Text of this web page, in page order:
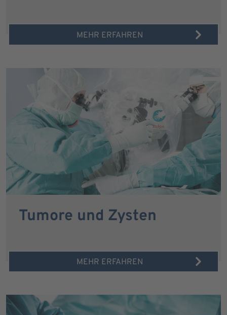
MEHR ERFAHREN
Tumore und Zysten
MEHR ERFAHREN